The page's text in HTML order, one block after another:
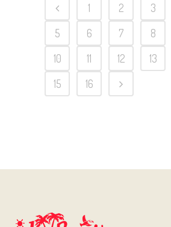
1 2 3
5
6 7 8
10
11 12 13
15
16